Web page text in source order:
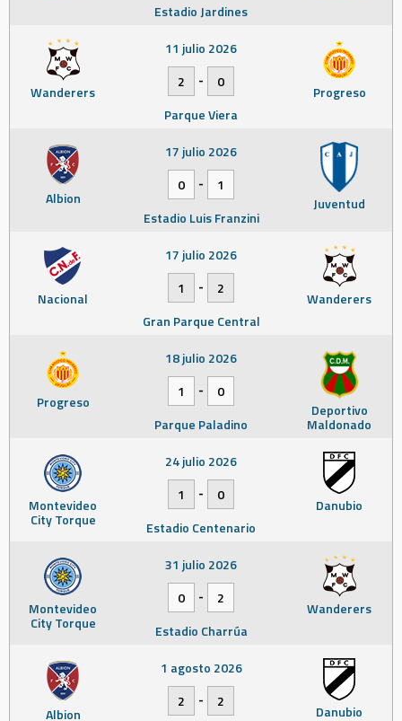
Estadio Jardines
Wanderers Progreso
11 julio 2026
2
-
0
Parque Viera
Albion Juventud
17 julio 2026
0
-
1
Estadio Luis Franzini
Nacional Wanderers
17 julio 2026
1
-
2
Gran Parque Central
Progreso Deportivo
Maldonado
18 julio 2026
1
-
0
Parque Paladino
Montevideo
City Torque
Danubio
24 julio 2026
1
-
0
Estadio Centenario
Montevideo
City Torque
Wanderers
31 julio 2026
0
-
2
Estadio Charrúa
Albion Danubio
1 agosto 2026
2
- 2